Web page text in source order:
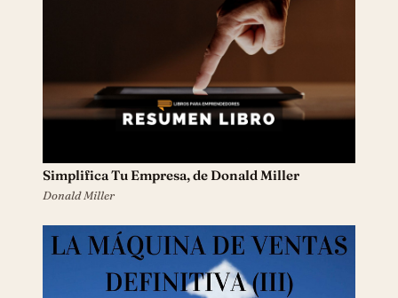
Simplifica Tu Empresa, de Donald Miller
Donald Miller